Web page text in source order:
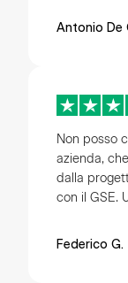
fotovoltaico
saputo
anche nel
continuare
Antonio De
Non posso
azienda,
dalla
con il GSE. Un ringraziamento particolare a
possibile il
mio
Federico G.